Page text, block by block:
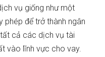
vụ giống như một
phép để trở thành ngân
tất cả các dịch vụ tài
vào lĩnh vực cho vay.